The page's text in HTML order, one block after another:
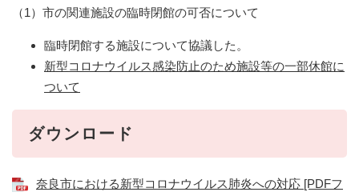
（1）市の関連施設の臨時閉館の可否について
臨時閉館する施設について協議した。
新型コロナウイルス感染防止のため施設等の一部休館に
ついて
ダウンロード
奈良市における新型コロナウイルス肺炎への対応 [PDFフ